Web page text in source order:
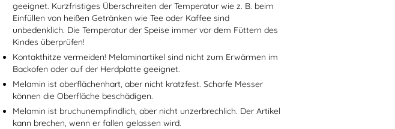
geeignet. Kurzfristiges Überschreiten der Temperatur wie z. B. beim
Einfüllen von heißen Getränken wie Tee oder Kaffee sind
unbedenklich. Die Temperatur der Speise immer vor dem Füttern des
Kindes überprüfen!
Kontakthitze vermeiden! Melaminartikel sind nicht zum Erwärmen im
Backofen oder auf der Herdplatte geeignet.
Melamin ist oberflächenhart, aber nicht kratzfest. Scharfe Messer
können die Oberfläche beschädigen.
Melamin ist bruchunempfindlich, aber nicht unzerbrechlich. Der Artikel
kann brechen, wenn er fallen gelassen wird.